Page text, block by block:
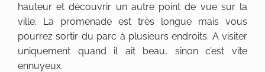
hauteur et découvrir un autre point de vue sur la
ville. La promenade est très longue mais vous
pourrez sortir du parc à plusieurs endroits. A visiter
uniquement quand il ait beau, sinon c’est vite
ennuyeux.